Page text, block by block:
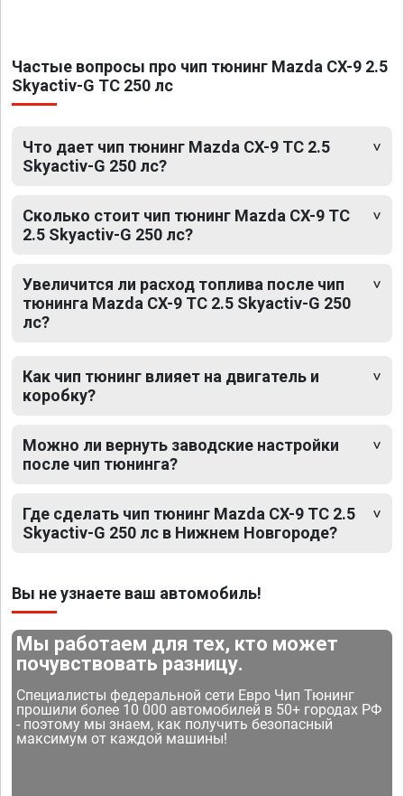
Частые вопросы про чип тюнинг Mazda CX-9 2.5
Skyactiv-G TC 250 лс
Что дает чип тюнинг Mazda CX-9 TC 2.5
Skyactiv-G 250 лс?
Сколько стоит чип тюнинг Mazda CX-9 TC
2.5 Skyactiv-G 250 лс?
Увеличится ли расход топлива после чип
тюнинга Mazda CX-9 TC 2.5 Skyactiv-G 250
лс?
Как чип тюнинг влияет на двигатель и
коробку?
Можно ли вернуть заводские настройки
после чип тюнинга?
Где сделать чип тюнинг Mazda CX-9 TC 2.5
Skyactiv-G 250 лс в Нижнем Новгороде?
Вы не узнаете ваш автомобиль!
Мы работаем для тех, кто может
почувствовать разницу.
Специалисты федеральной сети Евро Чип Тюнинг
прошили более 10 000 автомобилей в 50+ городах РФ
- поэтому мы знаем, как получить безопасный
максимум от каждой машины!